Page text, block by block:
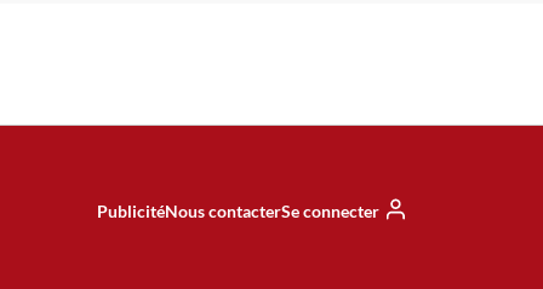
PublicitéNous contacterSe connecter